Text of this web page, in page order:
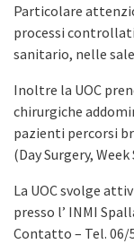
Particolare
processi
sanitario, nelle
Inoltre la UOC
chirurgiche
pazienti percorsi
(Day Surgery, Week
La UOC svolge
presso l’ INMI
Contatto – Tel. 06/